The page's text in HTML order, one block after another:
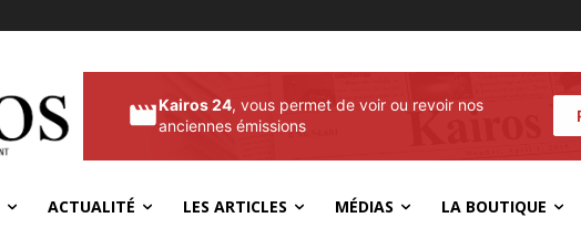
Kairos 24, vous permet de voir ou revoir nos
anciennes émissions
ACTUALITÉ LES ARTICLES MÉDIAS LA BOUTIQUE